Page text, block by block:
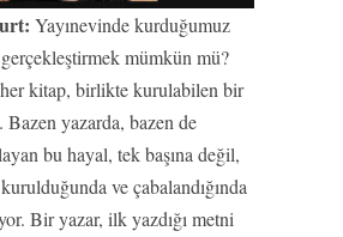
Yayınevinde kurduğumuz
mümkün mü?
kitap, birlikte kurulabilen bir
yazarda, bazen de
bu hayal, tek başına değil,
ve çabalandığında
Bir yazar, ilk yazdığı metni